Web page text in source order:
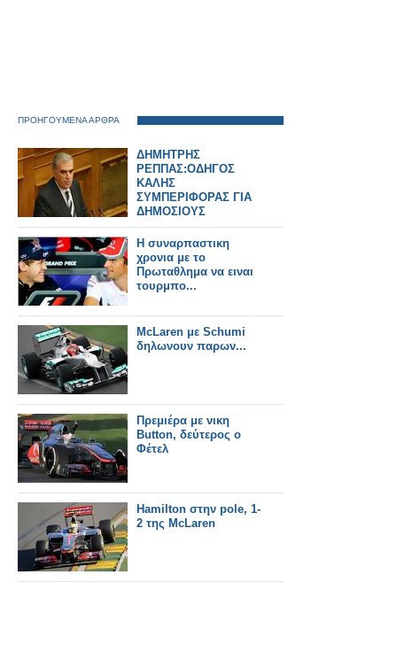
ΠΡΟΗΓΟΥΜΕΝΑ ΑΡΘΡΑ
ΔΗΜΗΤΡΗΣ
ΡΕΠΠΑΣ:OΔΗΓΟΣ
ΚΑΛΗΣ
ΣΥΜΠΕΡΙΦΟΡΑΣ ΓΙΑ
ΔΗΜΟΣΙΟΥΣ
ΥΠΑΛΛΉΛΟΥΣ
Η συναρπαστικη
χρονια με το
Πρωταθλημα να ειναι
τουρμπο...
McLaren με Schumi
δηλωνουν παρων...
Πρεμιέρα με νικη
Button, δεύτερος ο
Φέτελ
Hamilton στην pole, 1-
2 της McLaren